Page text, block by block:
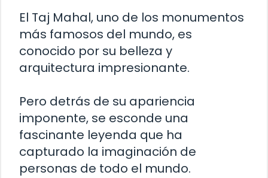
El Taj Mahal, uno de los monumentos
más famosos del mundo, es
conocido por su belleza y
arquitectura impresionante.
Pero detrás de su apariencia
imponente, se esconde una
fascinante leyenda que ha
capturado la imaginación de
personas de todo el mundo.